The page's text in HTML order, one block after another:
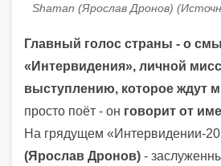
Shaman (Ярослав Дронов)
Главный голос страны - о
«Интервидения», личной
выступлению, которое ждут
просто поёт - он говорит от
На грядущем «Интервидении-
(Ярослав Дронов) -